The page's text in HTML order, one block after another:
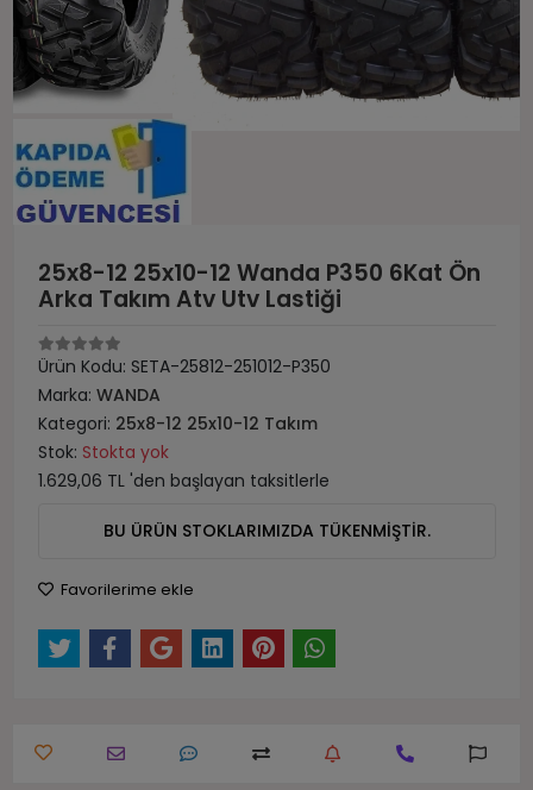
25x8-12 25x10-12 Wanda P350 6Kat Ön
Arka Takım Atv Utv Lastiği
Ürün Kodu: SETA-25812-251012-P350
Marka: WANDA
Kategori: 25x8-12 25x10-12 Takım
Stok: Stokta yok
1.629,06 TL 'den başlayan taksitlerle
BU ÜRÜN STOKLARIMIZDA TÜKENMİŞTİR.
Favorilerime ekle